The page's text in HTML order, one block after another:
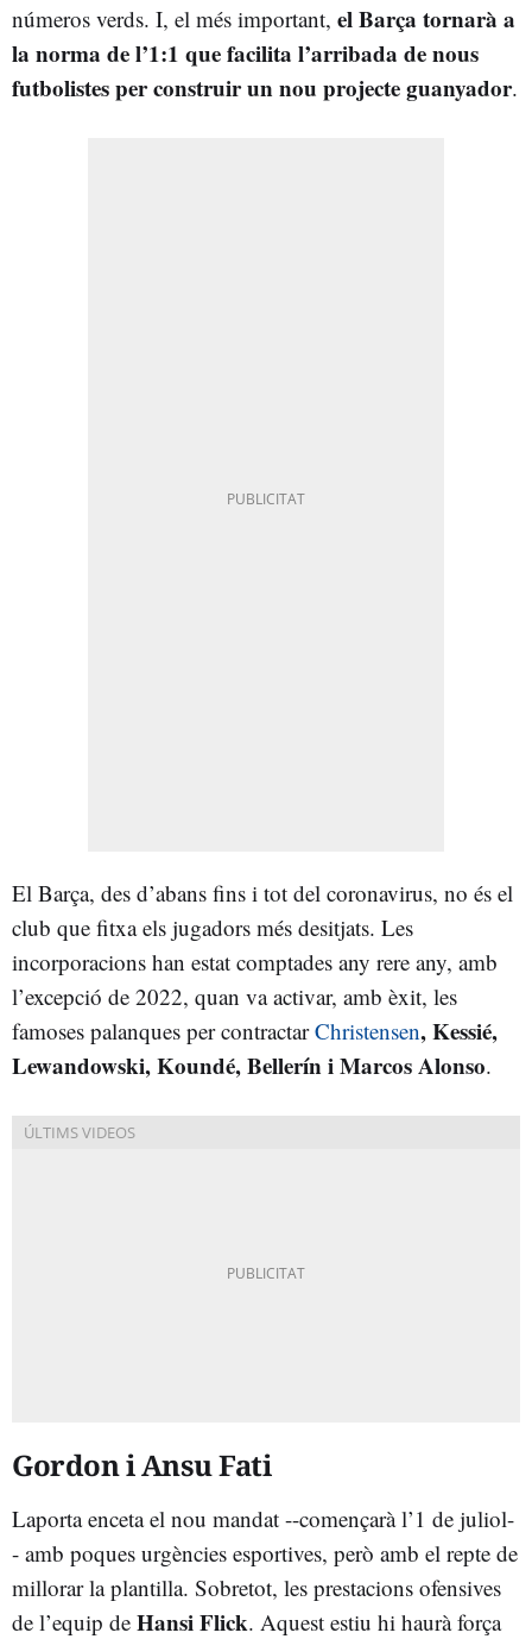
números verds. I, el més important, el Barça tornarà a
la norma de l’1:1 que facilita l’arribada de nous
futbolistes per construir un nou projecte guanyador.
El Barça, des d’abans fins i tot del coronavirus, no és el
club que fitxa els jugadors més desitjats. Les
incorporacions han estat comptades any rere any, amb
l’excepció de 2022, quan va activar, amb èxit, les
famoses palanques per contractarChristensen, Kessié,
Lewandowski, Koundé, Bellerín i Marcos Alonso.
Gordon i Ansu Fati
Laporta enceta el nou mandat --començarà l’1 de juliol-
- amb poques urgències esportives, però amb el repte de
millorar la plantilla. Sobretot, les prestacions ofensives
de l’equip de Hansi Flick. Aquest estiu hi haurà força